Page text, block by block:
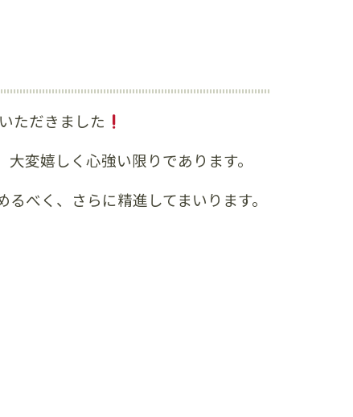
ただきました
変嬉しく心強い限りであります。
べく、さらに精進してまいります。